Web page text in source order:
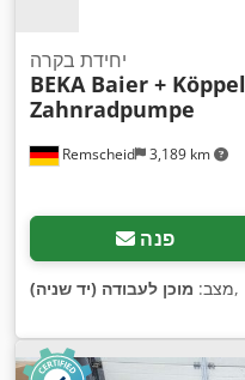
Remscheid 3,189 km
יחידת בקרה
BEKA Baier + Köppel
Zahnradpumpe
פנה
מצב: מוכן לעבודה (יד שניה) ,